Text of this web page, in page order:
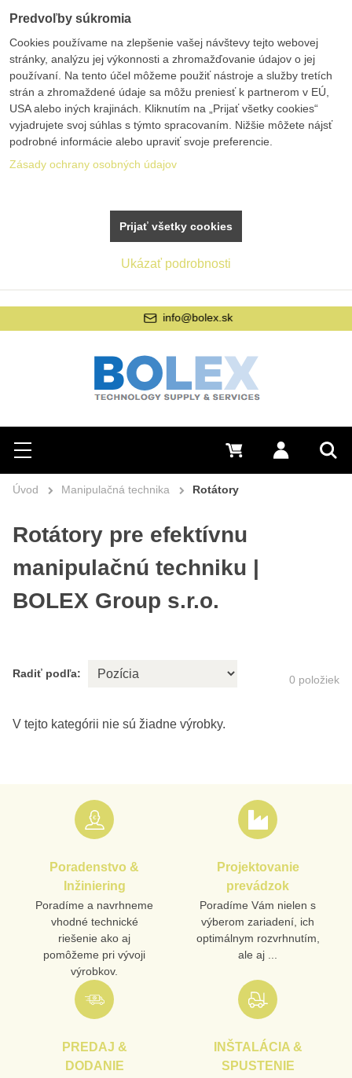
Hľadať
Menu Prihlásiť sa
0 €
info@bolex.sk
Úvod Manipulačná technika Rotátory
Rotátory pre efektívnu
manipulačnú techniku |
BOLEX Group s.r.o.
Radiť podľa: 0 položiek
Poradenstvo &
Inžiniering
Poradíme a navrhneme
vhodné technické
riešenie ako aj
pomôžeme pri vývoji
výrobkov.
Projektovanie
prevádzok
Poradíme Vám nielen s
výberom zariadení, ich
optimálnym rozvrhnutím,
ale aj ...
PREDAJ &
DODANIE
INŠTALÁCIA &
SPUSTENIE
Predvoľby súkromia
Cookies používame na zlepšenie vašej návštevy tejto webovej
stránky, analýzu jej výkonnosti a zhromažďovanie údajov o jej
používaní. Na tento účel môžeme použiť nástroje a služby tretích
strán a zhromaždené údaje sa môžu preniesť k partnerom v EÚ,
USA alebo iných krajinách. Kliknutím na „Prijať všetky cookies“
vyjadrujete svoj súhlas s týmto spracovaním. Nižšie môžete nájsť
podrobné informácie alebo upraviť svoje preferencie.
Zásady ochrany osobných údajov
Ukázať podrobnosti
Prijať všetky cookies